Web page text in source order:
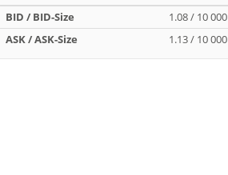
BID / BID-Size
1.08 / 10 000
ASK / ASK-Size
1.13 / 10 000